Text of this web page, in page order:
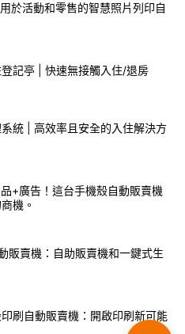
於活動和零售的智慧照片列印自
記亭 | 快速無接觸入住/退房
統 | 高效率且安全的入住解決方
+廣告！這台手機殼自動販賣機
機。
販賣機：自助販賣機和一鍵式生
刷自動販賣機：開啟印刷新可能